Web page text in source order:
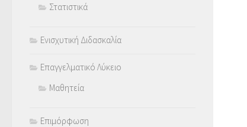
Στατιστικά
Ενισχυτική Διδασκαλία
Επαγγελματικό Λύκειο
Μαθητεία
Επιμόρφωση